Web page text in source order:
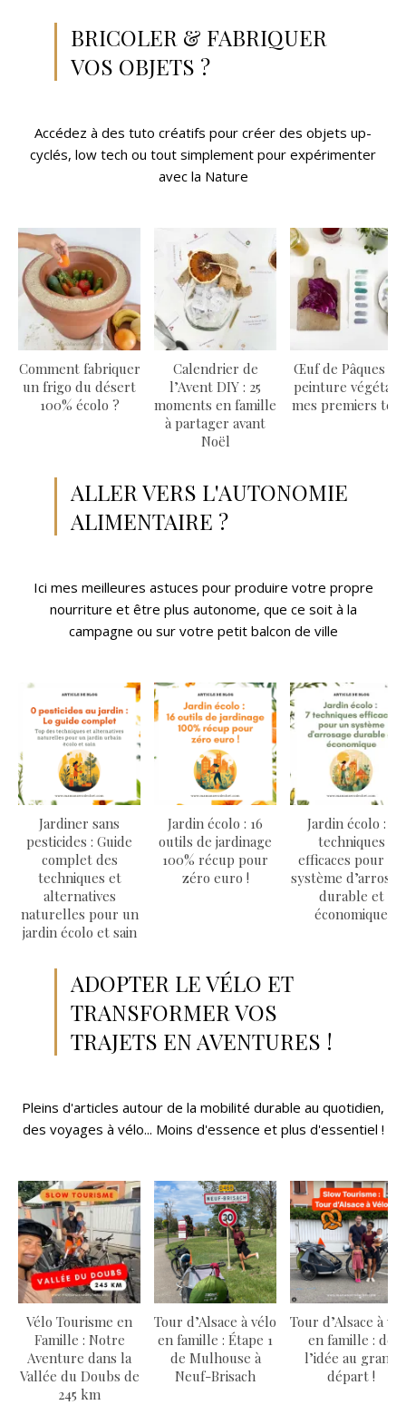
BRICOLER & FABRIQUER
VOS OBJETS ?
Accédez à des tuto créatifs pour créer des objets up-
cyclés, low tech ou tout simplement pour expérimenter
avec la Nature
Comment fabriquer
un frigo du désert
100% écolo ?
Calendrier de
l’Avent DIY : 25
moments en famille
à partager avant
Noël
Œuf de Pâques à
peinture végétale
mes premiers
ALLER VERS L'AUTONOMIE
ALIMENTAIRE ?
Ici mes meilleures astuces pour produire votre propre
nourriture et être plus autonome, que ce soit à la
campagne ou sur votre petit balcon de ville
Jardiner sans
pesticides : Guide
complet des
techniques et
alternatives
naturelles pour un
jardin écolo et sain
Jardin écolo : 16
outils de jardinage
100% récup pour
zéro euro !
Jardin écolo : 7
techniques
efficaces pour un
système
durable et
économique
ADOPTER LE VÉLO ET
TRANSFORMER VOS
TRAJETS EN AVENTURES !
Pleins d'articles autour de la mobilité durable au quotidien,
des voyages à vélo... Moins d'essence et plus d'essentiel !
Vélo Tourisme en
Famille : Notre
Aventure dans la
Vallée du Doubs de
245 km
Tour d’Alsace à vélo
en famille : Étape 1
de Mulhouse à
Neuf-Brisach
Tour d’Alsace à
en famille : de
l’idée au grand
départ !